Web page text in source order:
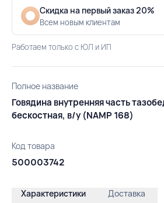
Скидка на первый заказ 20%
Всем новым клиентам
Работаем только с ЮЛ и ИП
Полное название
Говядина внутренняя часть
бескостная, в/у (NAMP 168)
Код товара
500003742
Характеристики Доставка